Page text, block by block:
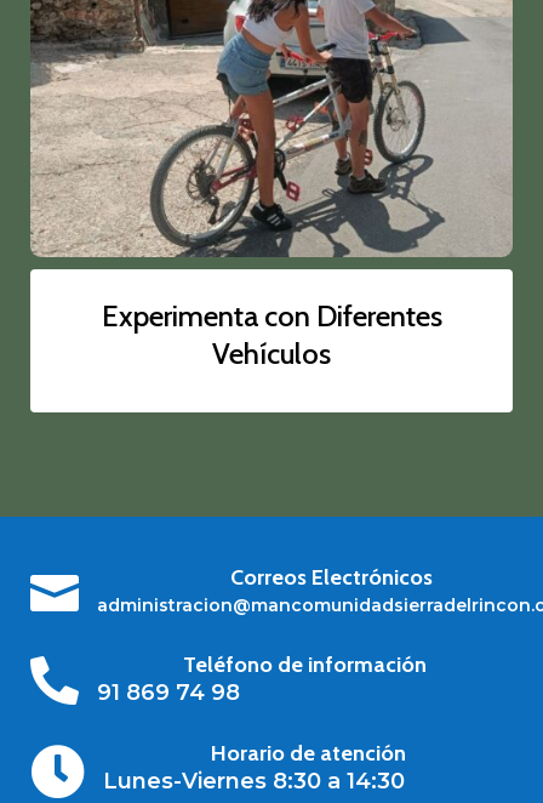
Experimenta con Diferentes
Vehículos
 Correos Electrónicos

Teléfono de información
91 869 74 98

Horario de atención
Lunes-Viernes 8:30 a 14:30